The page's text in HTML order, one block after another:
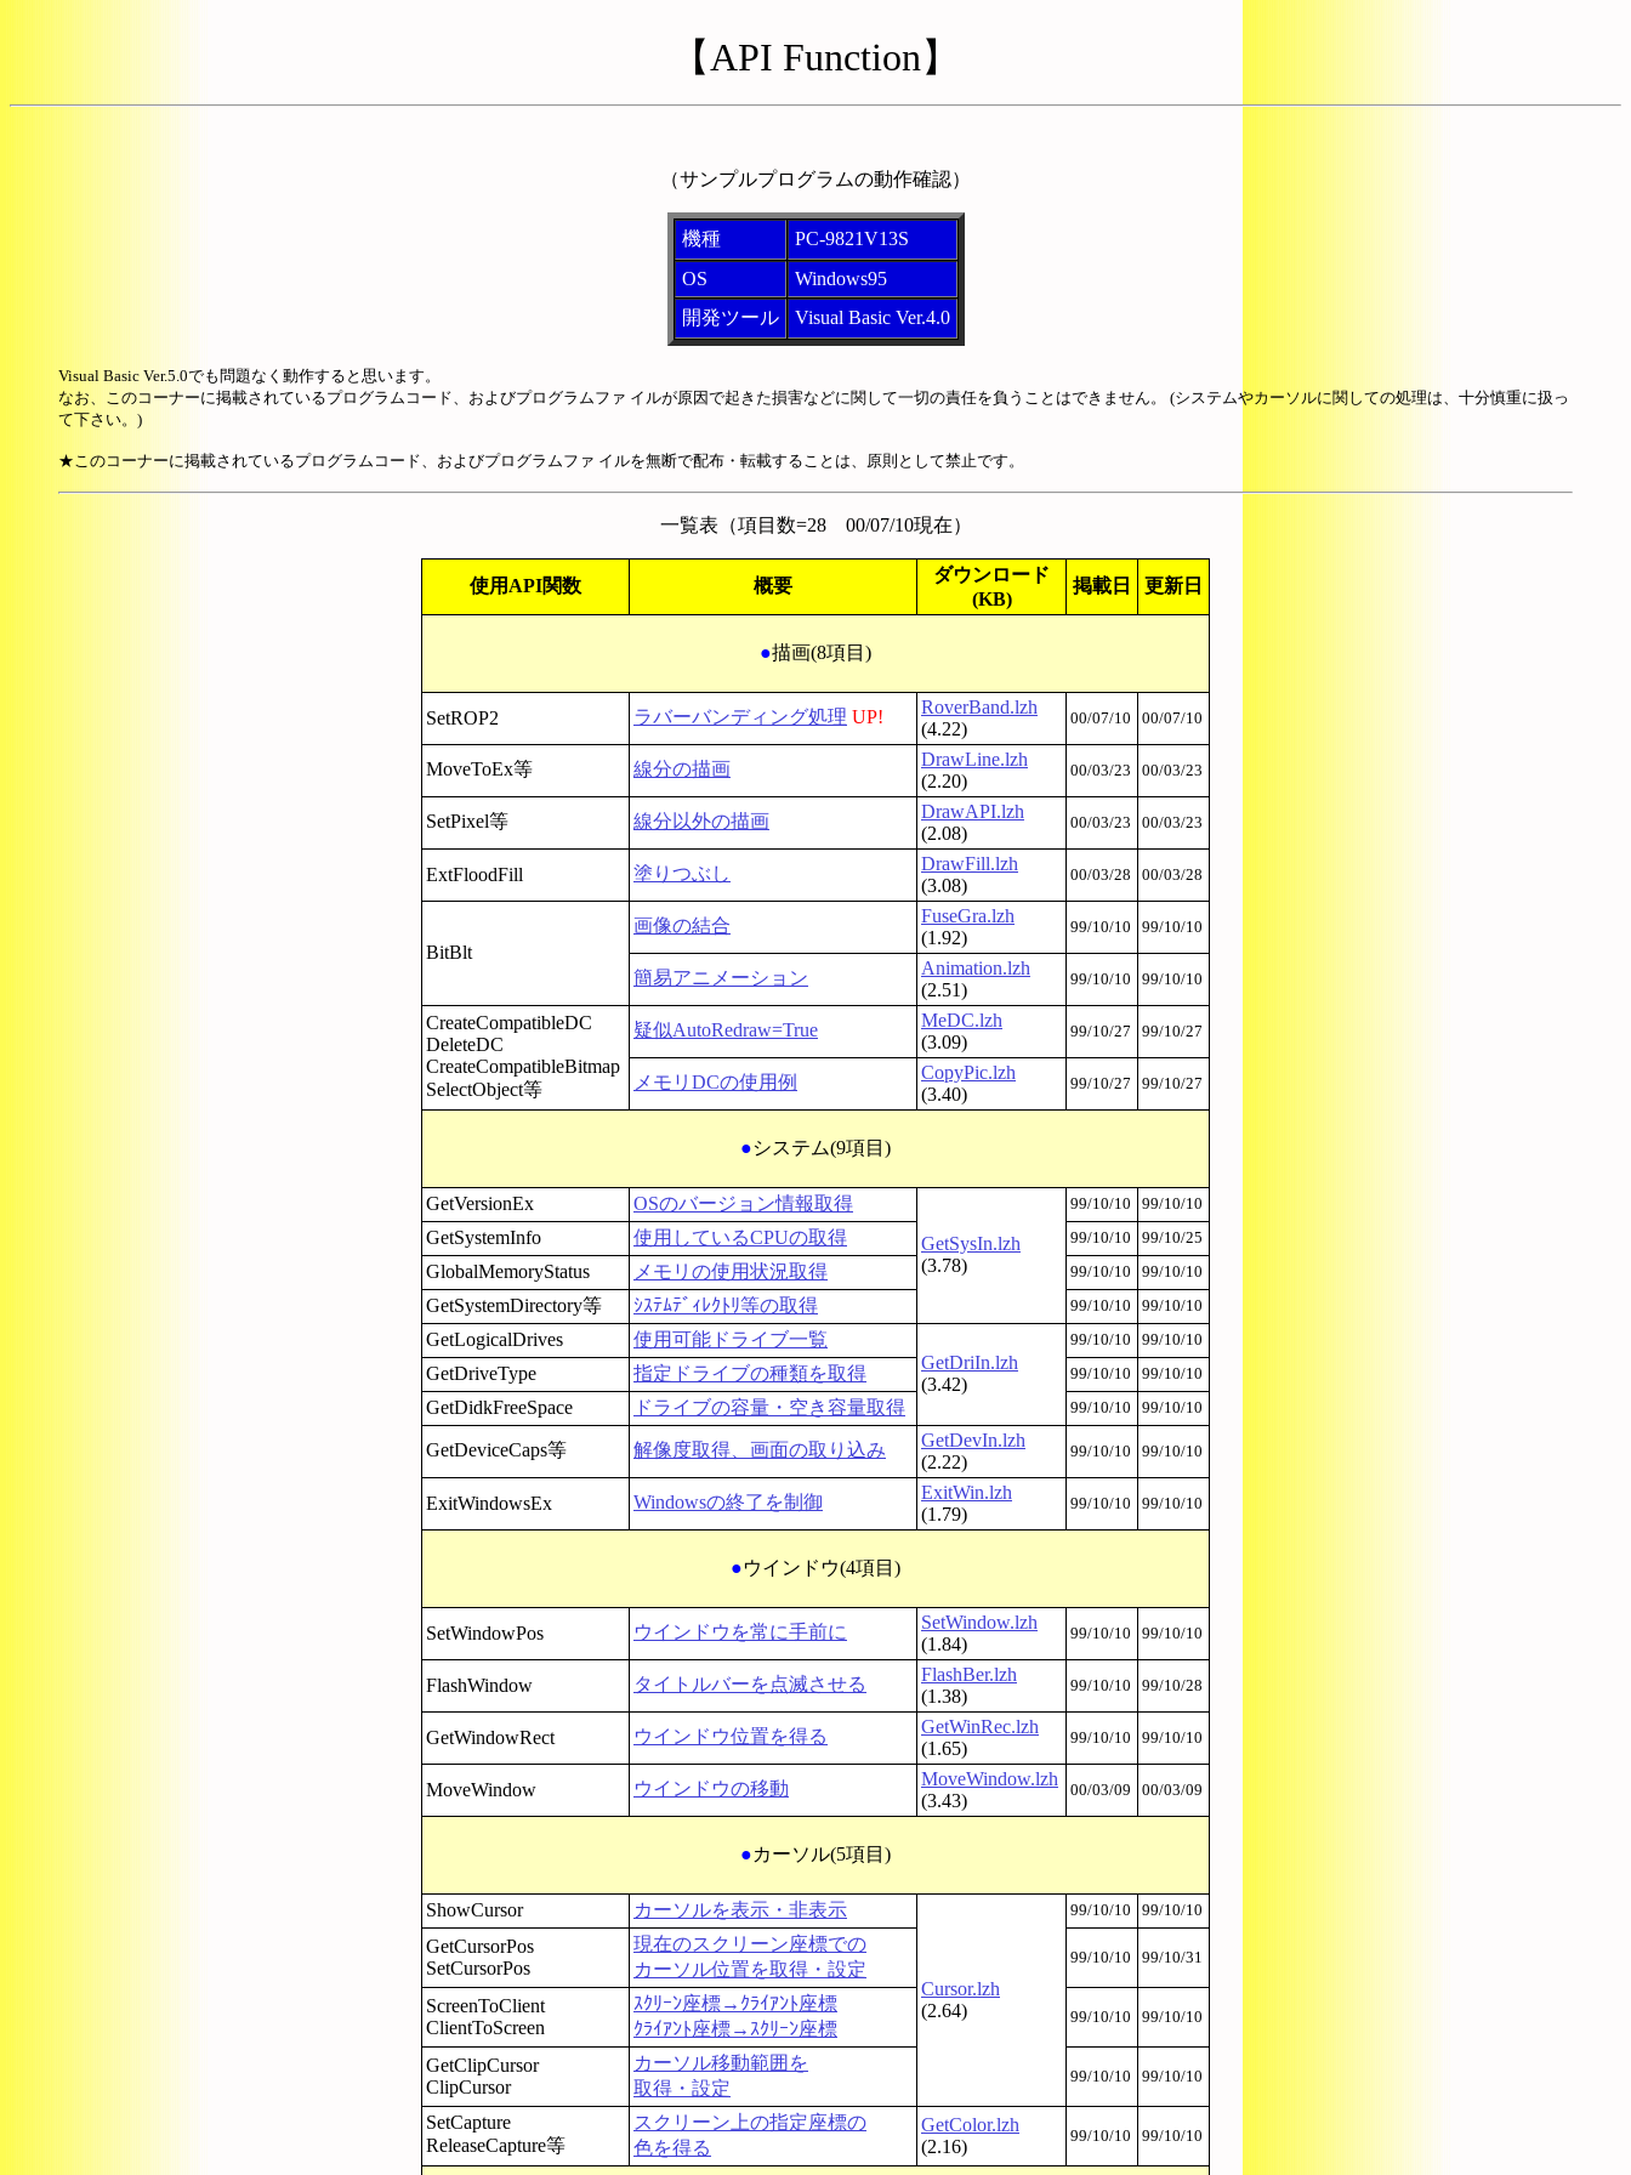
【API Function】
（サンプルプログラムの動作確認）
機種
PC-9821V13S
OS
Windows95
開発ツール
Visual Basic Ver.4.0
Visual Basic Ver.5.0でも問題なく動作すると思います。
なお、このコーナーに掲載されているプログラムコード、およびプログラムファ イルが原因で起きた損害などに関して一切の責任を負うことはできません。 (システムやカーソルに関しての処理は、十分慎重に扱っ
て下さい。)
★このコーナーに掲載されているプログラムコード、およびプログラムファ イルを無断で配布・転載することは、原則として禁止です。
一覧表（項目数=28 00/07/10現在）
使用API関数 概要
ダウンロード
(KB)
掲載日 更新日
●描画(8項目)
SetROP2 ラバーバンディング処理 UP!
RoverBand.lzh
(4.22)
00/07/10 00/07/10
MoveToEx等 線分の描画
DrawLine.lzh
(2.20)
00/03/23 00/03/23
SetPixel等 線分以外の描画
DrawAPI.lzh
(2.08)
00/03/23 00/03/23
ExtFloodFill 塗りつぶし
DrawFill.lzh
(3.08)
00/03/28 00/03/28
BitBlt
画像の結合
FuseGra.lzh
(1.92)
99/10/10 99/10/10
簡易アニメーション
Animation.lzh
(2.51)
99/10/10 99/10/10
CreateCompatibleDC
DeleteDC
CreateCompatibleBitmap
SelectObject等
疑似AutoRedraw=True
MeDC.lzh
(3.09)
99/10/27 99/10/27
メモリDCの使用例
CopyPic.lzh
(3.40)
99/10/27 99/10/27
●システム(9項目)
GetVersionEx
OSのバージョン情報取得
GetSysIn.lzh
(3.78)
99/10/10 99/10/10
GetSystemInfo 使用しているCPUの取得 99/10/10 99/10/25
GlobalMemoryStatus メモリの使用状況取得 99/10/10 99/10/10
GetSystemDirectory等 ｼｽﾃﾑﾃﾞｨﾚｸﾄﾘ等の取得 99/10/10 99/10/10
GetLogicalDrives
使用可能ドライブ一覧
GetDriIn.lzh
(3.42)
99/10/10 99/10/10
GetDriveType 指定ドライブの種類を取得 99/10/10 99/10/10
GetDidkFreeSpace ドライブの容量・空き容量取得 99/10/10 99/10/10
GetDeviceCaps等 解像度取得、画面の取り込み
GetDevIn.lzh
(2.22)
99/10/10 99/10/10
ExitWindowsEx Windowsの終了を制御
ExitWin.lzh
(1.79)
99/10/10 99/10/10
●ウインドウ(4項目)
SetWindowPos ウインドウを常に手前に
SetWindow.lzh
(1.84)
99/10/10 99/10/10
FlashWindow タイトルバーを点滅させる
FlashBer.lzh
(1.38)
99/10/10 99/10/28
GetWindowRect ウインドウ位置を得る
GetWinRec.lzh
(1.65)
99/10/10 99/10/10
MoveWindow ウインドウの移動
MoveWindow.lzh
(3.43)
00/03/09 00/03/09
●カーソル(5項目)
ShowCursor カーソルを表示・非表示
Cursor.lzh
(2.64)
99/10/10 99/10/10
GetCursorPos
SetCursorPos
現在のスクリーン座標での
カーソル位置を取得・設定
99/10/10 99/10/31
ScreenToClient
ClientToScreen
ｽｸﾘｰﾝ座標→ｸﾗｲｱﾝﾄ座標
ｸﾗｲｱﾝﾄ座標→ｽｸﾘｰﾝ座標
99/10/10 99/10/10
GetClipCursor
ClipCursor
カーソル移動範囲を
取得・設定
99/10/10 99/10/10
SetCapture
ReleaseCapture等
スクリーン上の指定座標の
色を得る
GetColor.lzh
(2.16)
99/10/10 99/10/10